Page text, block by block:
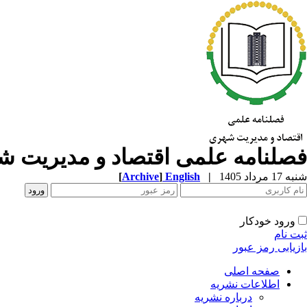
فصلنامه علمی اقتصاد و مدیریت
شنبه 17 مرداد 1405 |
English
[Archive]
ورود خودکار
ثبت نام
بازیابی رمز عبور
صفحه اصلی
اطلاعات نشریه
درباره نشریه